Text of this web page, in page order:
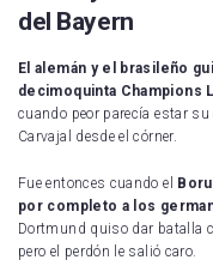
del Bayern
El alemán y el brasileño
decimoquinta Champions
cuando peor parecía estar
Carvajal desde el córner.
Fue entonces cuando el
por completo a los
Dortmund quiso dar batalla
pero el perdón le salió caro.